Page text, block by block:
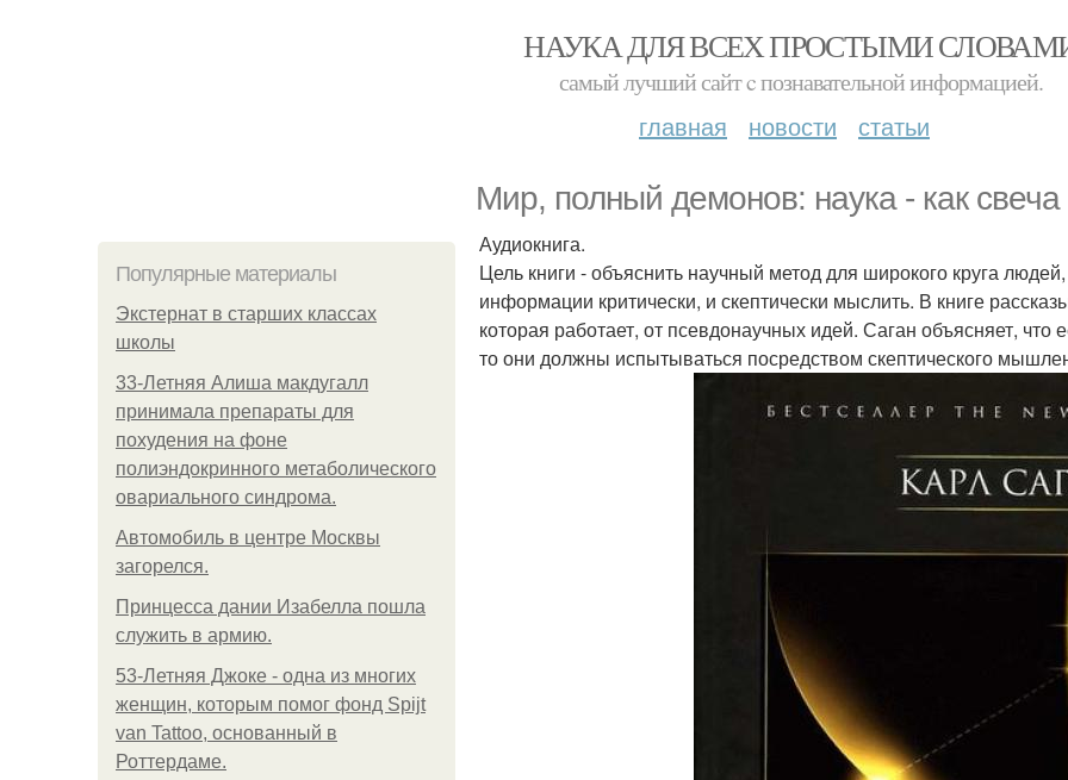
НАУКА ДЛЯ ВСЕХ ПРОСТЫМИ
самый лучший сайт c познавательной информацией.
главная новости статьи
Мир, полный демонов: наука - как
Популярные материалы
Экстернат в старших классах
школы
33-Летняя Алиша макдугалл
принимала препараты для
похудения на фоне
полиэндокринного метаболического
овариального синдрома.
Автомобиль в центре Москвы
загорелся.
Принцесса дании Изабелла пошла
служить в армию.
53-Летняя Джоке - одна из многих
женщин, которым помог фонд Spijt
van Tattoo, основанный в
Роттердаме.
Аудиокнига.
Цель книги - объяснить научный метод для широкого круга
информации критически, и скептически мыслить. В книге
которая работает, от псевдонаучных идей. Саган объясняет,
то они должны испытываться посредством скептического